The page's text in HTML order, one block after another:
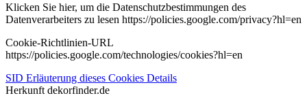
Klicken Sie hier, um die Datenschutzbestimmungen des
Datenverarbeiters zu lesen https://policies.google.com/privacy?hl=en
Cookie-Richtlinien-URL
https://policies.google.com/technologies/cookies?hl=en
SID Erläuterung dieses Cookies Details
Herkunft dekorfinder.de